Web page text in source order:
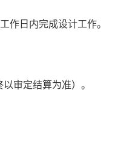
作日内完成设计工作。
审定结算为准）。